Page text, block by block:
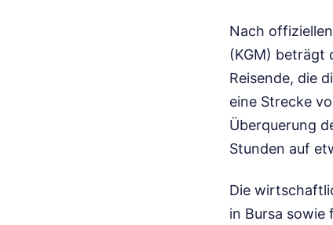
Nach
(KGM) beträgt
Reisende, die
eine Strecke
Überquerung
Stunden auf
Die
in Bursa sowie